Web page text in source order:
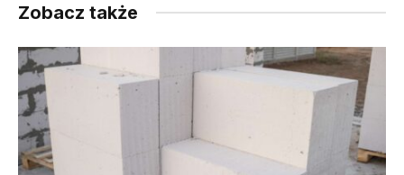
Zobacz także